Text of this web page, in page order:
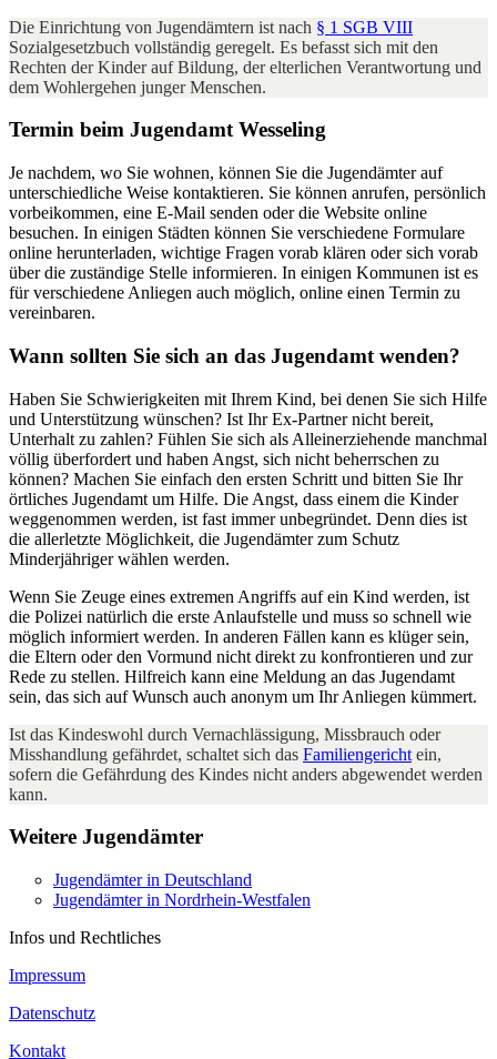
Die Einrichtung von Jugendämtern ist nach § 1 SGB VIII
Sozialgesetzbuch vollständig geregelt. Es befasst sich mit den
Rechten der Kinder auf Bildung, der elterlichen Verantwortung und
dem Wohlergehen junger Menschen.
Termin beim Jugendamt Wesseling
Je nachdem, wo Sie wohnen, können Sie die Jugendämter auf
unterschiedliche Weise kontaktieren. Sie können anrufen, persönlich
vorbeikommen, eine E-Mail senden oder die Website online
besuchen. In einigen Städten können Sie verschiedene Formulare
online herunterladen, wichtige Fragen vorab klären oder sich vorab
über die zuständige Stelle informieren. In einigen Kommunen ist es
für verschiedene Anliegen auch möglich, online einen Termin zu
vereinbaren.
Wann sollten Sie sich an das Jugendamt wenden?
Haben Sie Schwierigkeiten mit Ihrem Kind, bei denen Sie sich Hilfe
und Unterstützung wünschen? Ist Ihr Ex-Partner nicht bereit,
Unterhalt zu zahlen? Fühlen Sie sich als Alleinerziehende manchmal
völlig überfordert und haben Angst, sich nicht beherrschen zu
können? Machen Sie einfach den ersten Schritt und bitten Sie Ihr
örtliches Jugendamt um Hilfe. Die Angst, dass einem die Kinder
weggenommen werden, ist fast immer unbegründet. Denn dies ist
die allerletzte Möglichkeit, die Jugendämter zum Schutz
Minderjähriger wählen werden.
Wenn Sie Zeuge eines extremen Angriffs auf ein Kind werden, ist
die Polizei natürlich die erste Anlaufstelle und muss so schnell wie
möglich informiert werden. In anderen Fällen kann es klüger sein,
die Eltern oder den Vormund nicht direkt zu konfrontieren und zur
Rede zu stellen. Hilfreich kann eine Meldung an das Jugendamt
sein, das sich auf Wunsch auch anonym um Ihr Anliegen kümmert.
Ist das Kindeswohl durch Vernachlässigung, Missbrauch oder
Misshandlung gefährdet, schaltet sich das Familiengericht ein,
sofern die Gefährdung des Kindes nicht anders abgewendet werden
kann.
Weitere Jugendämter
Jugendämter in Deutschland
Jugendämter in Nordrhein-Westfalen
Infos und Rechtliches
Impressum
Datenschutz
Kontakt